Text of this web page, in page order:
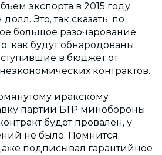
экспорта в 2015 году
Это, так сказать, по
большое разочарование
как будут обнародованы
в бюджет от
контрактов.
иракскому
партии БТР минобороны
будет провален, у
не было. Помнится,
подписывал гарантийное